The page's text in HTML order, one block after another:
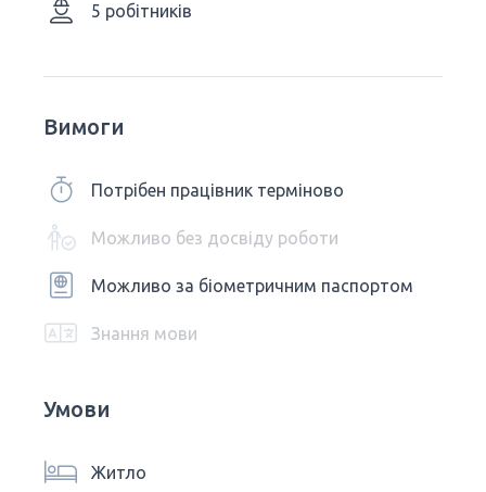
5 робітників
Вимоги
Потрібен працівник терміново
Можливо без досвіду роботи
Можливо за біометричним паспортом
Знання мови
Умови
Житло